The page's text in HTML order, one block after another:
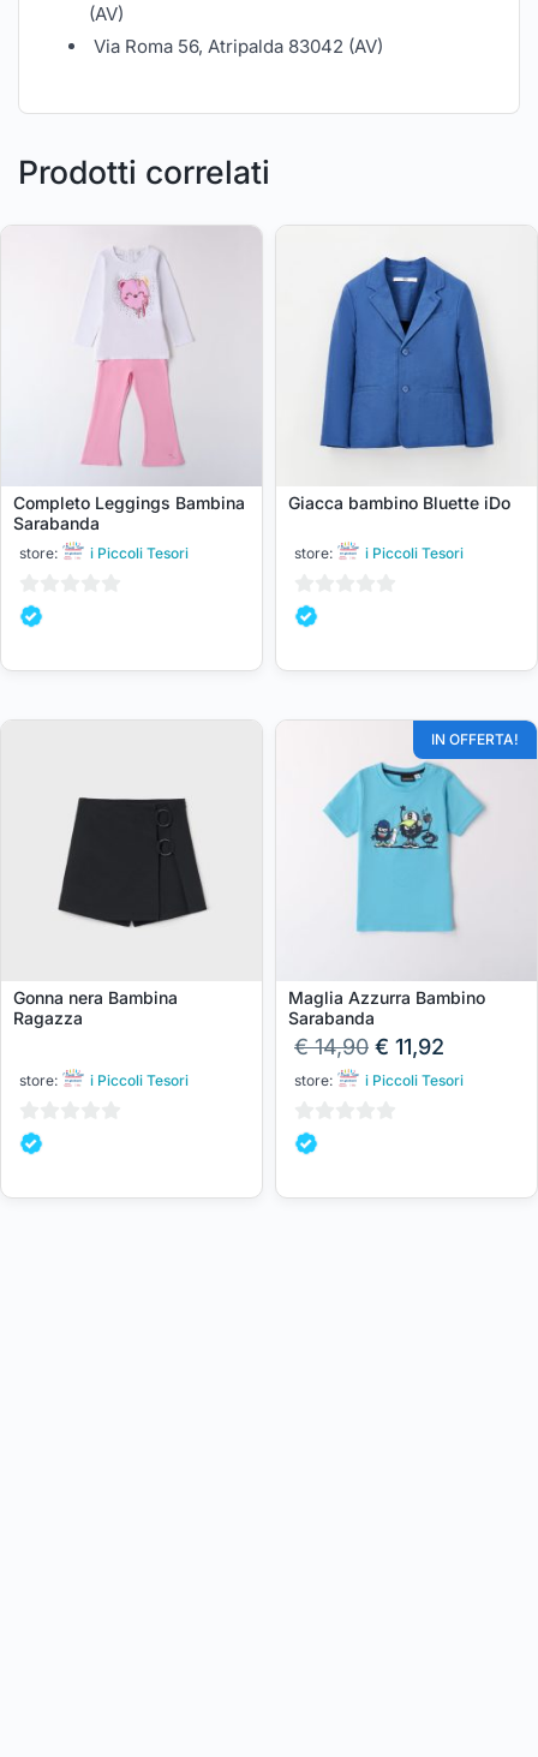
(AV)
Via Roma 56, Atripalda 83042 (AV)
Prodotti correlati
Completo Leggings Bambina
Sarabanda
store: i Piccoli Tesori
0
5
Giacca bambino Bluette iDo
store: i Piccoli Tesori
0
5
Gonna nera Bambina
Ragazza
store: i Piccoli Tesori
0
5
IN OFFERTA!
Maglia Azzurra Bambino
Sarabanda
€14,90 € 11,92
store: i Piccoli Tesori
0
5